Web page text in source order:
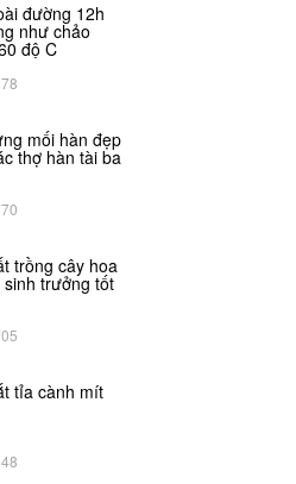
đường 12h
như chảo
độ C
mối hàn đẹp
thợ hàn tài ba
trồng cây hoa
trưởng tốt
tỉa cành mít